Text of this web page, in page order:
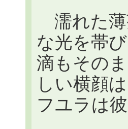
濡れた薄
な光を帯
滴もその
しい横顔
フユラは